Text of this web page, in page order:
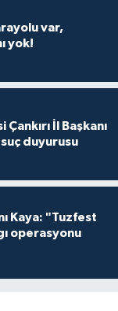
var,
yok!
İl Başkanı
duyurusu
Kaya: "Tuzfest
operasyonu